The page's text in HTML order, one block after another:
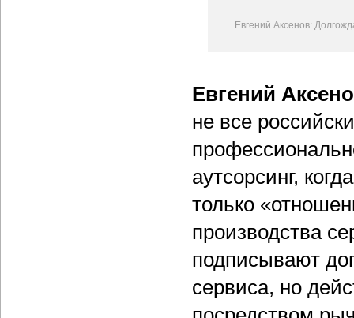
Евгений Аксенов:
Евгений
не все
аутсорсинг,
только
производства
подписывают
сервиса, но